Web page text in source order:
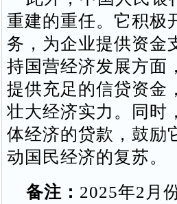
重建的重任。它积极
务，为企业提供资金
持国营经济发展方面
提供充足的信贷资金
壮大经济实力。同时
体经济的贷款，鼓励
动国民经济的复苏。
备注： 2025年2月